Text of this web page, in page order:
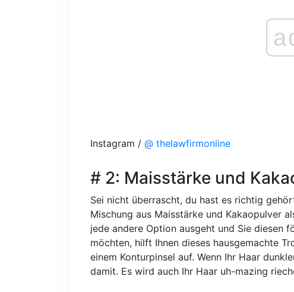
Instagram / @ thelawfirmonline
# 2: Maisstärke und
Sei nicht überrascht, du hast es richtig
Mischung aus Maisstärke und Kakaopulver
jede andere Option ausgeht und Sie diesen
möchten, hilft Ihnen dieses hausgemachte
einem Konturpinsel auf. Wenn Ihr Haar
damit. Es wird auch Ihr Haar uh-mazing